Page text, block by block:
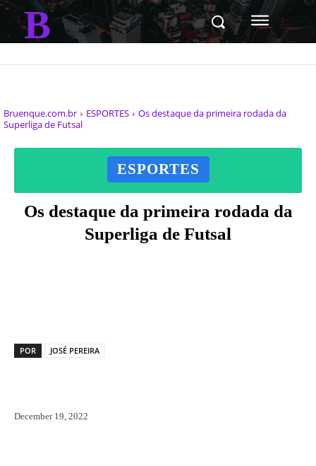
B
Bruenque.com.br ESPORTES
Os destaque da primeira rodada da
Superliga de Futsal
ESPORTES
Os destaque da primeira rodada da
Superliga de Futsal
POR JOSÉ PEREIRA
December 19, 2022